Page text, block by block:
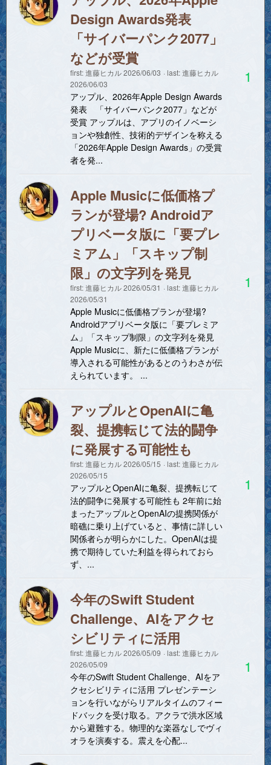
Design Awards発表
「サイバーパンク2077」
などが受賞
first:進藤ヒカル2026/06/03 last:進藤ヒカル
2026/06/03
アップル、2026年Apple Design Awards
発表 「サイバーパンク2077」などが
受賞 アップルは、アプリのイノベーシ
ョンや独創性、技術的デザインを称える
「2026年Apple Design Awards」の受賞
者を発...
1
Apple Musicに低価格プ
ランが登場? Androidア
プリベータ版に「要プレ
ミアム」「スキップ制
限」の文字列を発見
first:進藤ヒカル2026/05/31 last:進藤ヒカル
2026/05/31
Apple Musicに低価格プランが登場?
Androidアプリベータ版に「要プレミア
ム」「スキップ制限」の文字列を発見
Apple Musicに、新たに低価格プランが
導入される可能性があるとのうわさが伝
えられています。 ...
1
アップルとOpenAIに亀
裂、提携転じて法的闘争
に発展する可能性も
first:進藤ヒカル2026/05/15 last:進藤ヒカル
2026/05/15
アップルとOpenAIに亀裂、提携転じて
法的闘争に発展する可能性も 2年前に始
まったアップルとOpenAIの提携関係が
暗礁に乗り上げていると、事情に詳しい
関係者らが明らかにした。OpenAIは提
携で期待していた利益を得られておら
ず、...
1
今年のSwift Student
Challenge、AIをアクセ
シビリティに活用
first:進藤ヒカル2026/05/09 last:進藤ヒカル
2026/05/09
今年のSwift Student Challenge、AIをア
クセシビリティに活用 プレゼンテーシ
ョンを行いながらリアルタイムのフィー
ドバックを受け取る。アクラで洪水区域
から避難する。物理的な楽器なしでヴィ
オラを演奏する。震えを心配...
1